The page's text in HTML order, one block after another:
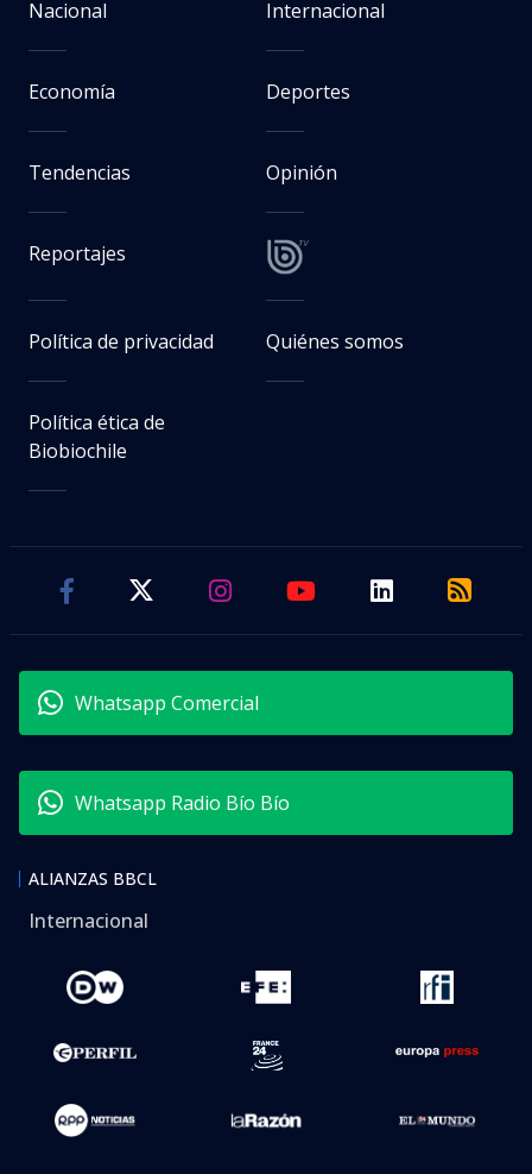
Nacional Internacional
Economía Deportes
Tendencias Opinión
Reportajes
Política de privacidad Quiénes somos
Política ética de
Biobiochile
Whatsapp Comercial
Whatsapp Radio Bío Bío
ALIANZAS BBCL
Internacional